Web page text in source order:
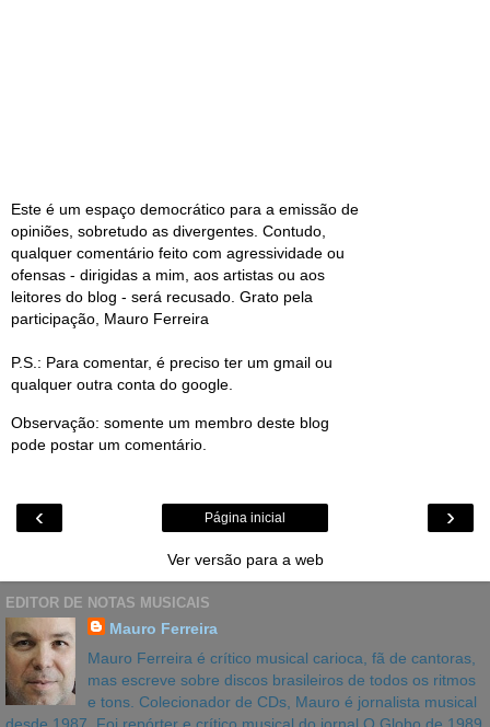
Este é um espaço democrático para a emissão de
opiniões, sobretudo as divergentes. Contudo,
qualquer comentário feito com agressividade ou
ofensas - dirigidas a mim, aos artistas ou aos
leitores do blog - será recusado. Grato pela
participação, Mauro Ferreira
P.S.: Para comentar, é preciso ter um gmail ou
qualquer outra conta do google.
Observação: somente um membro deste blog
pode postar um comentário.
‹ ›
Página inicial
Ver versão para a web
EDITOR DE NOTAS MUSICAIS
Mauro Ferreira
Mauro Ferreira é crítico musical carioca, fã de cantoras,
mas escreve sobre discos brasileiros de todos os ritmos
e tons. Colecionador de CDs, Mauro é jornalista musical